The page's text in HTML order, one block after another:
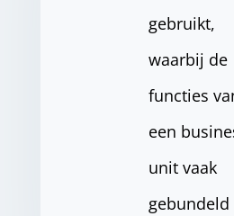
gebruikt,
waarbij de
functies
een
unit vaak
gebundeld